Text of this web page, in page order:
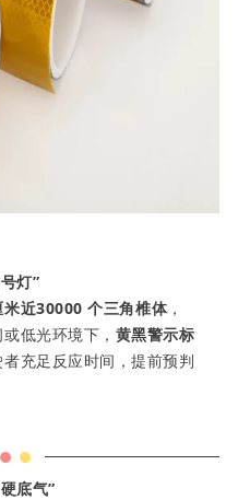
灯”
米近30000 个三角椎体，
低光环境下， 黄黑警示标
充足反应时间，提前预判
底气”